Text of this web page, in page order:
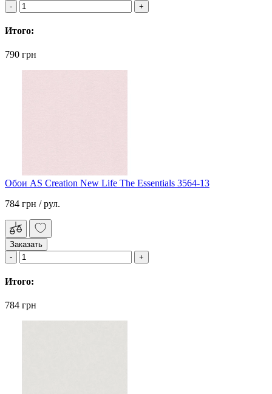
Итого:
790 грн
Обои AS Creation New Life The Essentials 3564-13
784 грн / рул.
Заказать
Итого:
784 грн